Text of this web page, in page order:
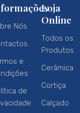
Nós
e
de
Loja
Online
Todos os
Produtos
Cerâmica
Cortiça
Calçado